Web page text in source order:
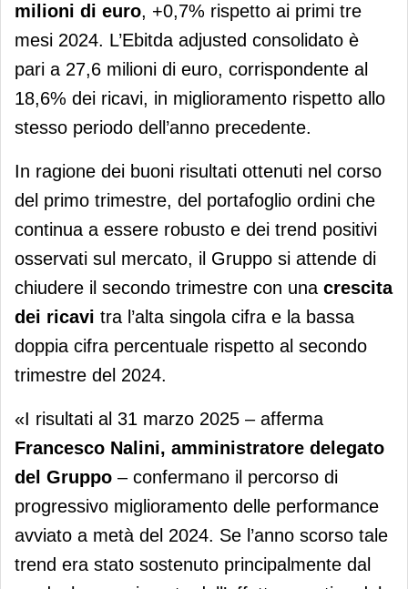
milioni di euro, +0,7% rispetto ai primi tre
mesi 2024. L’Ebitda adjusted consolidato è
pari a 27,6 milioni di euro, corrispondente al
18,6% dei ricavi, in miglioramento rispetto allo
stesso periodo dell’anno precedente.
In ragione dei buoni risultati ottenuti nel corso
del primo trimestre, del portafoglio ordini che
continua a essere robusto e dei trend positivi
osservati sul mercato, il Gruppo si attende di
chiudere il secondo trimestre con una crescita
dei ricavi tra l’alta singola cifra e la bassa
doppia cifra percentuale rispetto al secondo
trimestre del 2024.
«I risultati al 31 marzo 2025 – afferma
Francesco Nalini, amministratore delegato
del Gruppo – confermano il percorso di
progressivo miglioramento delle performance
avviato a metà del 2024. Se l’anno scorso tale
trend era stato sostenuto principalmente dal